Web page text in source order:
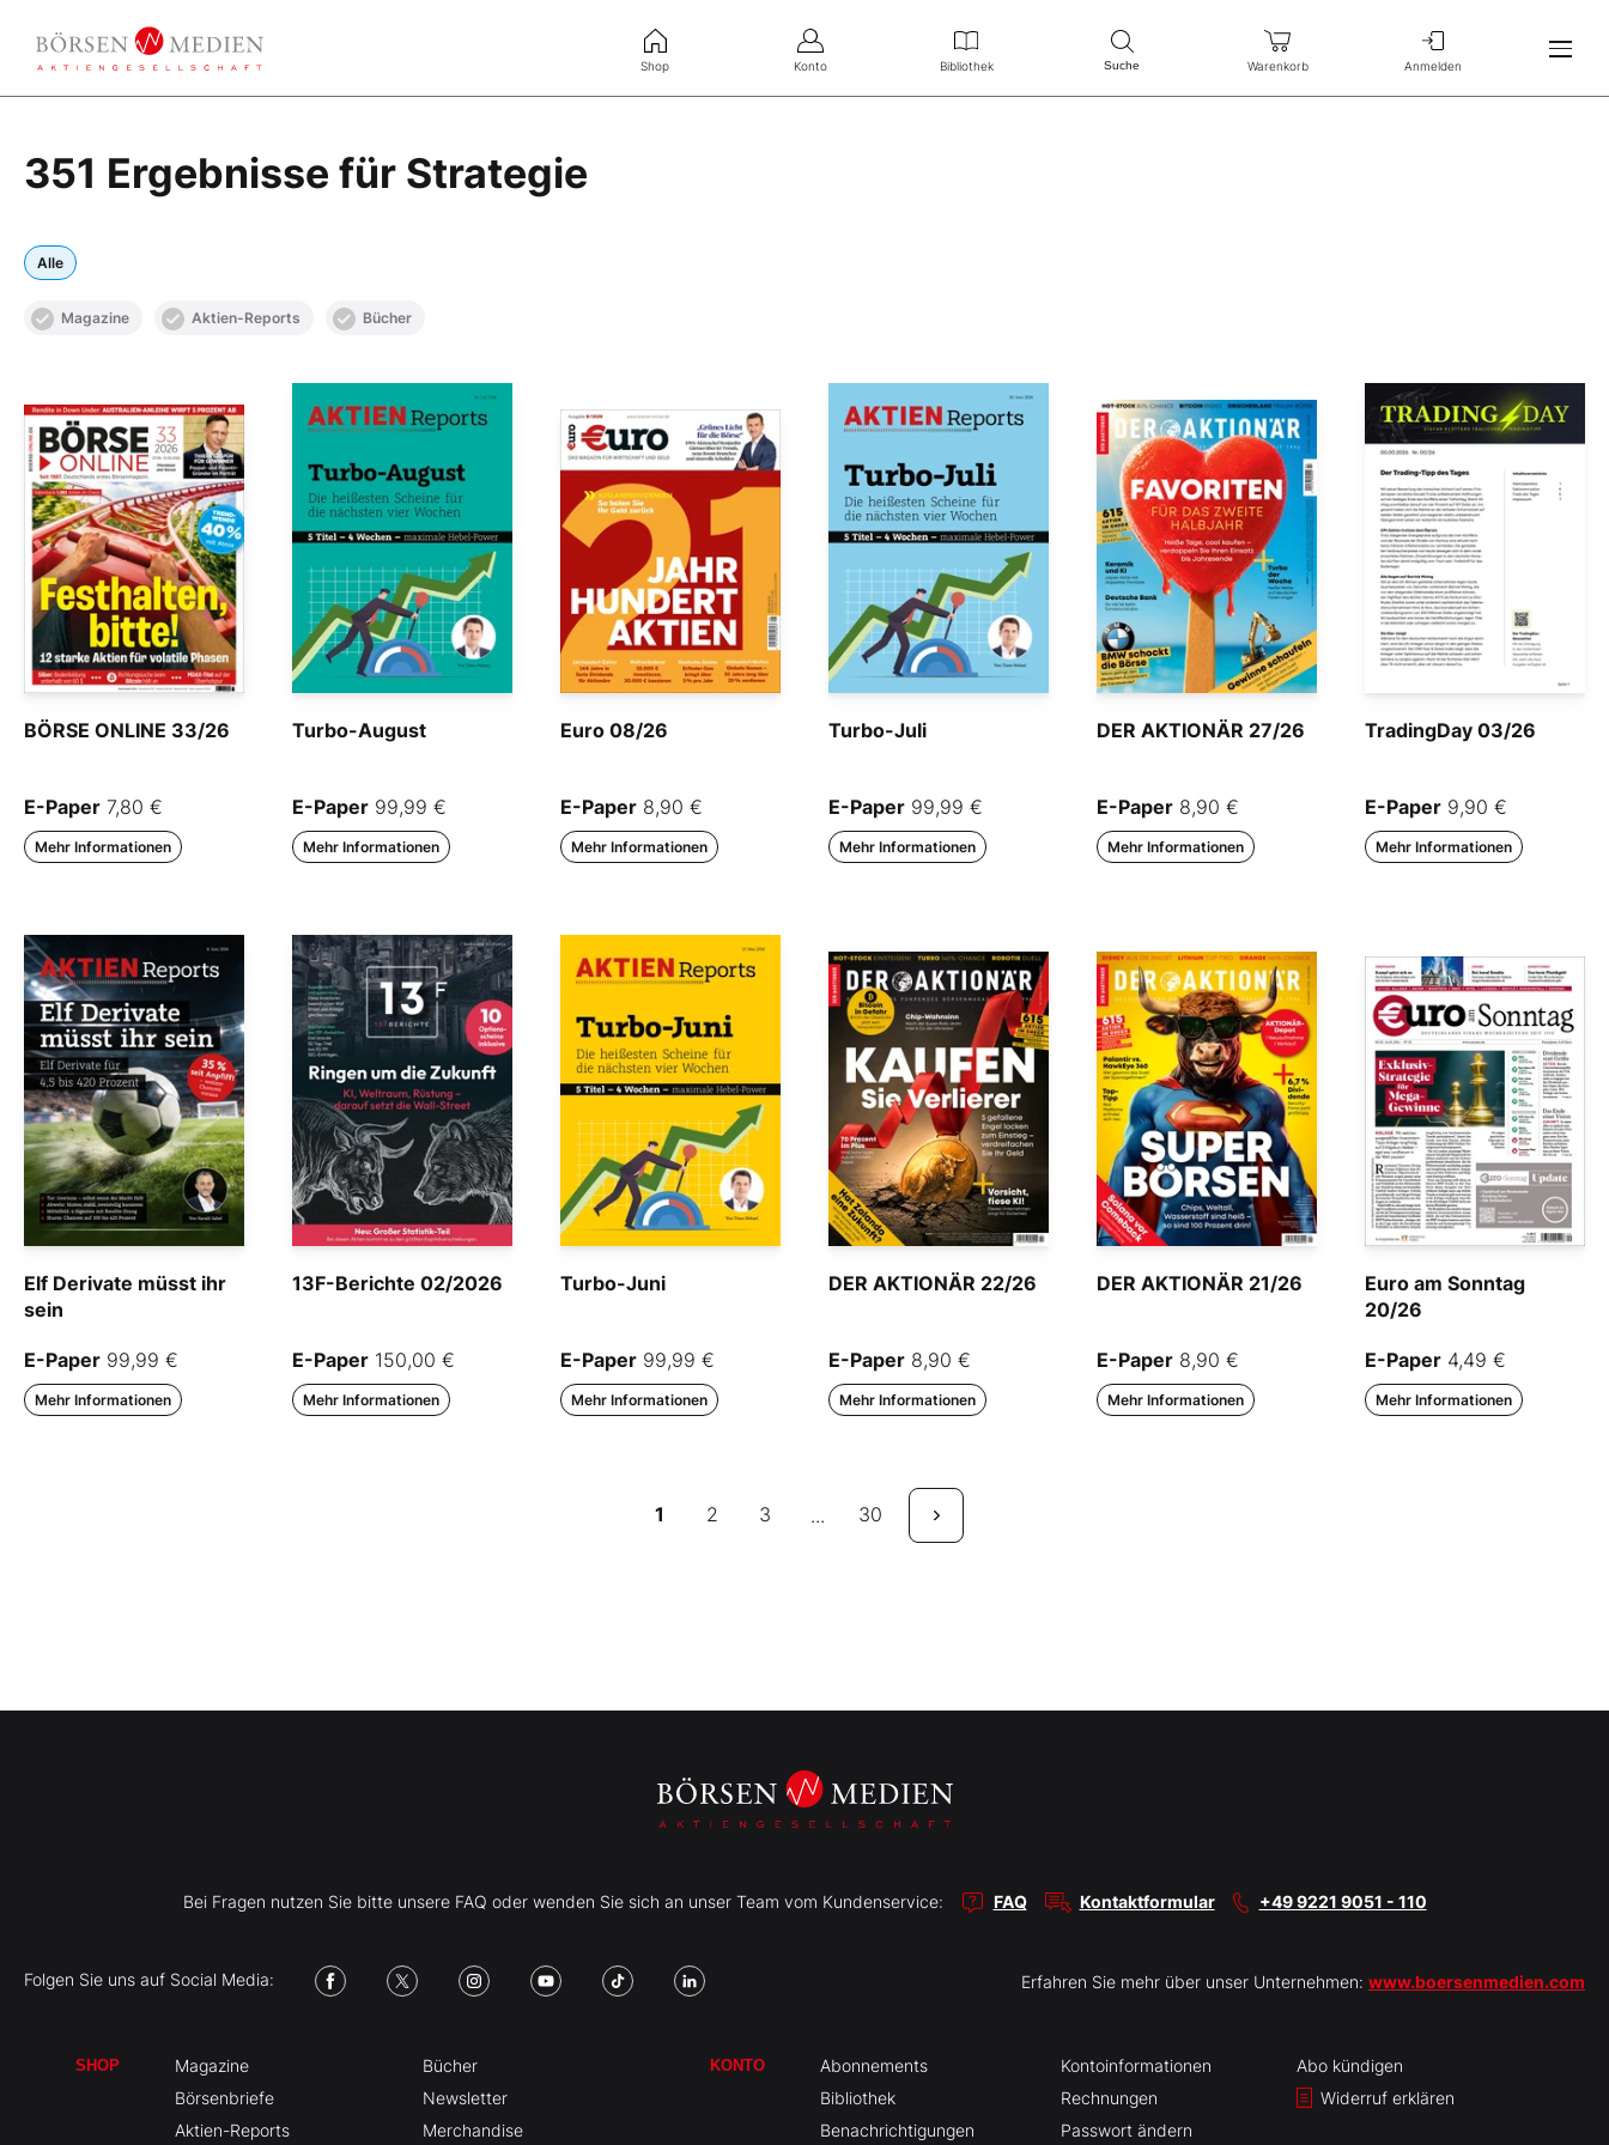
Shop Konto Bibliothek Suche Warenkorb Anmelden
351 Ergebnisse für Strategie
Alle
Magazine Aktien-Reports Bücher
BÖRSE ONLINE 33/26
E-Paper 7,80 €
Mehr Informationen
Turbo-August
E-Paper 99,99 €
Mehr Informationen
Euro 08/26
E-Paper 8,90 €
Mehr Informationen
Turbo-Juli
E-Paper 99,99 €
Mehr Informationen
DER AKTIONÄR 27/26
E-Paper 8,90 €
Mehr Informationen
TradingDay 03/26
E-Paper 9,90 €
Mehr Informationen
Elf Derivate müsst ihr
sein
E-Paper 99,99 €
Mehr Informationen
13F-Berichte 02/2026
E-Paper 150,00 €
Mehr Informationen
Turbo-Juni
E-Paper 99,99 €
Mehr Informationen
DER AKTIONÄR 22/26
E-Paper 8,90 €
Mehr Informationen
DER AKTIONÄR 21/26
E-Paper 8,90 €
Mehr Informationen
Euro am Sonntag
20/26
E-Paper 4,49 €
Mehr Informationen
1 2 3 ... 30
Bei Fragen nutzen Sie bitte unsere FAQ oder wenden Sie sich an unser Team vom Kundenservice: FAQ Kontaktformular +49 9221 9051 - 110
Folgen Sie uns auf Social Media: Erfahren Sie mehr über unser Unternehmen: www.boersenmedien.com
SHOP
Magazine
Börsenbriefe
Aktien-Reports
Bücher
Newsletter
Merchandise
KONTO
Abonnements
Bibliothek
Benachrichtigungen
Kontoinformationen
Rechnungen
Passwort ändern
Abo kündigen
Widerruf erklären